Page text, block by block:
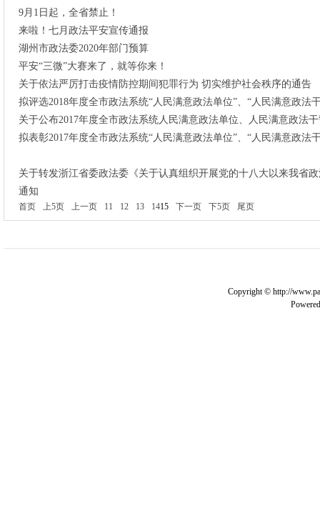
9月1日起，全省禁止！
来啦！七月政法平安宣传通报
湖州市政法委2020年部门预算
平安“三微”大赛来了，就等你来！
关于依法严厉打击疫情防控期间犯罪行为 切实维护社会秩序的通告
拟评选2018年度全市政法系统“人民满意政法单位”、“人民满意政法
关于公布2017年度全市政法系统人民满意政法单位、人民满意政法
拟表彰2017年度全市政法系统“人民满意政法单位”、“人民满意政法
关于转发浙江省委政法委《关于认真组织开展党的十八大以来我省
通知
首页 上5页 上一页 11 12 13 1415 下一页 下5页 尾页
Copyright © http://